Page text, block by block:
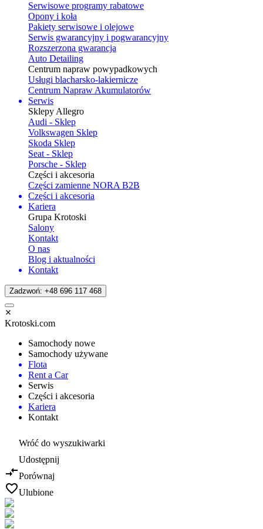
Serwisowe programy rabatowe
Opony i koła
Pakiety serwisowe i olejowe
Serwis gwarancyjny i pogwarancyjny
Rozszerzona gwarancja
Auto Detailing
Centrum napraw powypadkowych
Usługi blacharsko-lakiernicze
Centrum Napraw Akumulatorów
Serwis
Sklepy Allegro
Audi - Sklep
Volkswagen Sklep
Skoda Sklep
Seat - Sklep
Porsche - Sklep
Części i akcesoria
Części zamienne NORA B2B
Części i akcesoria
Kariera
Grupa Krotoski
Salony
Kontakt
O nas
Blog i aktualności
Kontakt
Zadzwoń: +48 696 117 468
Krotoski.com
Samochody nowe
Samochody używane
Flota
Rent a Car
Serwis
Części i akcesoria
Kariera
Kontakt
Wróć do wyszukiwarki
Udostępnij
Porównaj
Ulubione